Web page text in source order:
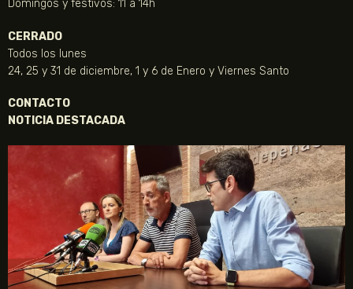
Domingos y festivos: 11 a 14h
CERRADO
Todos los lunes
24, 25 y 31 de diciembre, 1 y 6 de Enero y Viernes Santo
CONTACTO
NOTICIA DESTACADA